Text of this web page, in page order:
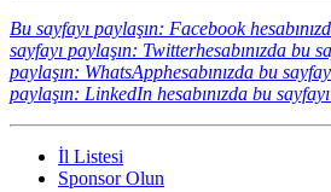
Bu sayfayı paylaşın: Facebook
sayfayı paylaşın: Twitterhesabınızda bu
paylaşın: WhatsApphesabınızda bu
paylaşın: LinkedIn hesabınızda bu
İl Listesi
Sponsor Olun